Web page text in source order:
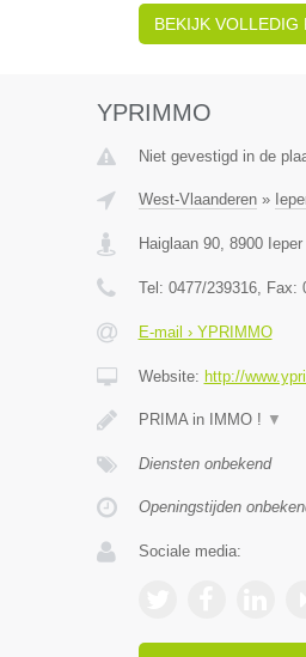
BEKIJK VOLLEDIG
YPRIMMO
Niet gevestigd in de
West-Vlaanderen»
Haiglaan 90, 8900 Ieper
Tel: 0477/239316, Fax:
E-mail › YPRIMMO
Website: http://
PRIMA in IMMO ! ▼
Diensten onbekend
Openingstijden
Sociale media: